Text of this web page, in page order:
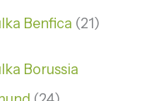
Benfica 21
Borussia